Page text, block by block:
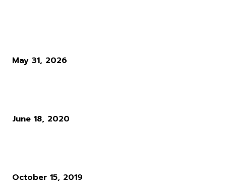
May 31, 2026
June 18, 2020
October 15, 2019